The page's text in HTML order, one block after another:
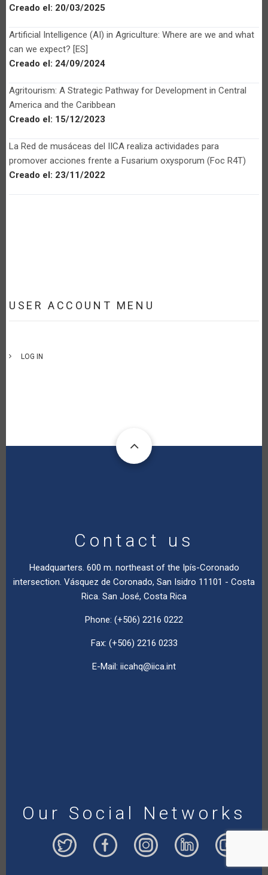
Creado el: 20/03/2025
Artificial Intelligence (AI) in Agriculture: Where are we and what
can we expect? [ES]
Creado el: 24/09/2024
Agritourism: A Strategic Pathway for Development in Central
America and the Caribbean
Creado el: 15/12/2023
La Red de musáceas del IICA realiza actividades para
promover acciones frente a Fusarium oxysporum (Foc R4T)
Creado el: 23/11/2022
USER ACCOUNT MENU
LOG IN
Contact us
Headquarters. 600 m. northeast of the Ipís-Coronado
intersection. Vásquez de Coronado, San Isidro 11101 - Costa
Rica. San José, Costa Rica
Phone: (+506) 2216 0222
Fax: (+506) 2216 0233
E-Mail: iicahq@iica.int
Our Social Networks